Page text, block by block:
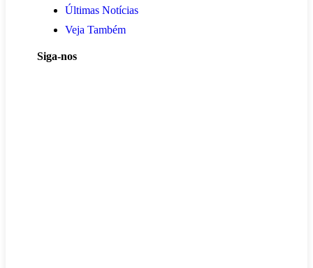
Últimas Notícias
Veja Também
Siga-nos